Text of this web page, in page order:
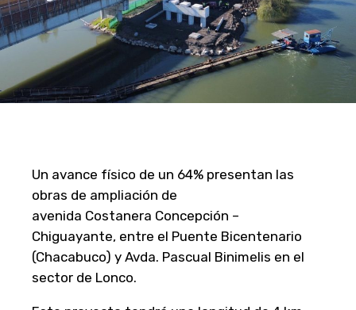
Un avance físico de un 64% presentan las
obras de ampliación de
avenida Costanera Concepción –
Chiguayante, entre el Puente Bicentenario
(Chacabuco) y Avda. Pascual Binimelis en el
sector de Lonco.